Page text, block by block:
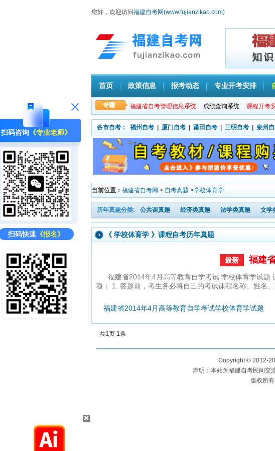
扫码咨询 《专业老师》
扫码快速 《报名》
×
您好，欢迎访问福建自考网(www.fujianzikao.com)
首页 政策信息 报考动态 专业开考安排
福建省自考管理信息系统 成绩查询系统 课程开考
各市自考： 福州自考 厦门自考 莆田自考 三明自考 泉州
当前位置： 福建省自考网 > 自考真题 >学校体育学
历年真题分类: 公共课真题 经济类真题 法学类真题 文学
《 学校体育学 》课程自考历年真题
最新 福建
福建省2014年4月高等教育自学考试 学校体育学试
项： 1. 答题前，考生务必将自己的考试课程名称、姓名
福建省2014年4月高等教育自学考试学校体育学试题
共1页 1条
Copyright © 2012-
声明：本站为福建自考民间交
版权所